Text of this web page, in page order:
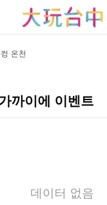
온천
까이에 이벤트
데이터 없음